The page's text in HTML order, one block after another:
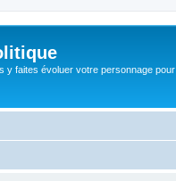
y faites évoluer votre personnage pour